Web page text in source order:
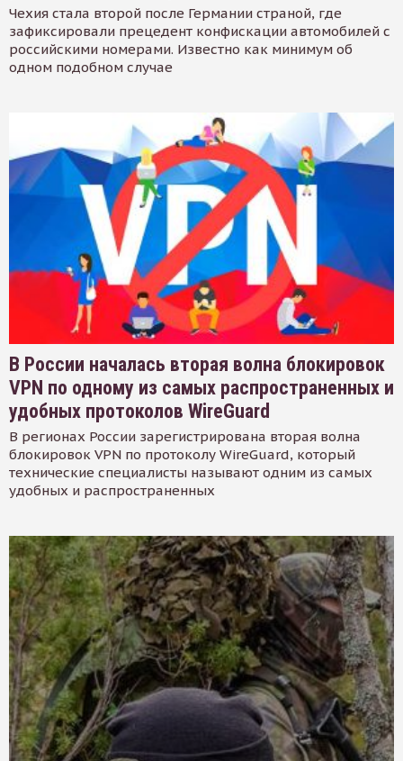
Чехия стала второй после Германии страной, где
зафиксировали прецедент конфискации автомобилей с
российскими номерами. Известно как минимум об
одном подобном случае
В России началась вторая волна блокировок
VPN по одному из самых распространенных и
удобных протоколов WireGuard
В регионах России зарегистрирована вторая волна
блокировок VPN по протоколу WireGuard, который
технические специалисты называют одним из самых
удобных и распространенных